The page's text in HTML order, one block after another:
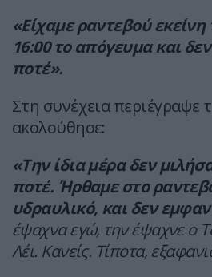
«Είχαμε ραντεβού εκείνη
16:00 το απόγευμα και
ποτέ».
Στη συνέχεια περιέγραψε
ακολούθησε:
«Την ίδια μέρα δεν
ποτέ. Ήρθαμε στο
υδραυλικό, και δεν
έψαχνα εγώ, την έψαχνε ο
Λέι. Κανείς. Τίποτα,